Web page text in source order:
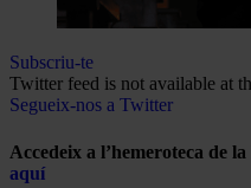
Subscriu-te
Twitter feed is not available at
Segueix-nos a Twitter
Accedeix a l’hemeroteca de
aquí